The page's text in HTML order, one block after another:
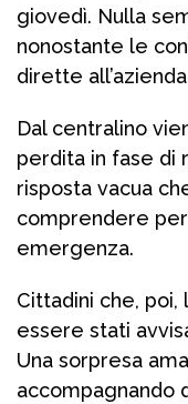
giovedì. Nulla
nonostante le
dirette
Dal centralino
perdita in fase di
risposta vacua
comprendere
emergenza.
Cittadini che,
essere stati
Una sorpresa
accompagnando